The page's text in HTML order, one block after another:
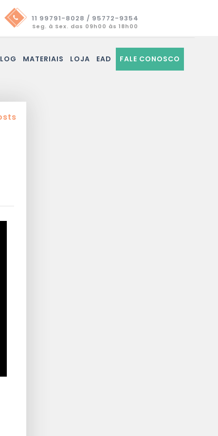
11 99791-8028 / 95772-9354
Seg. à Sex. das 09h00 às 18h00
MATERIAIS LOJA EAD FALE CONOSCO